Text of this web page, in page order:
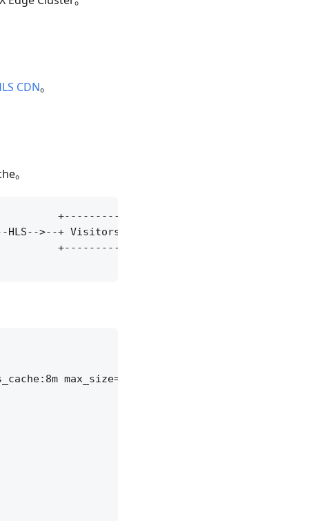
CDN。
。
+------------+
HLS-->--+ Visitors   +
+------------+
max_size=1000m inactive=600m;